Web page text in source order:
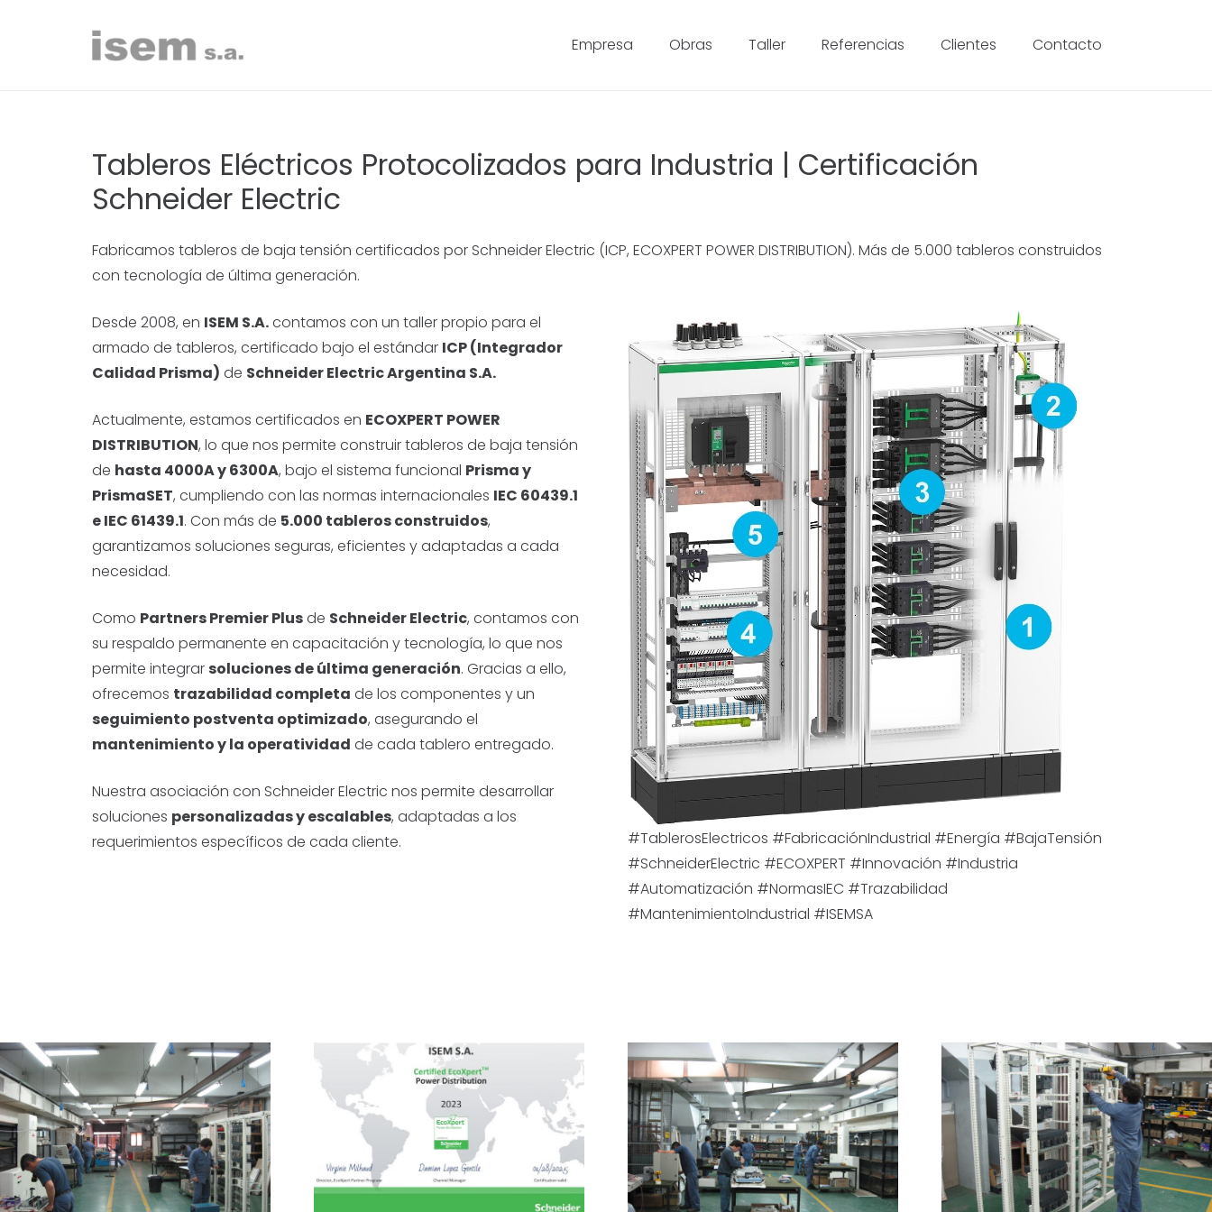
Empresa Obras Taller Referencias Clientes Contacto
Tableros Eléctricos Protocolizados para Industria | Certificación
Schneider Electric
Fabricamos tableros de baja tensión certificados por Schneider Electric (ICP, ECOXPERT POWER DISTRIBUTION). Más de 5.000 tableros construidos
con tecnología de última generación.
Desde 2008, en ISEM S.A.contamos con un taller propio para el
armado de tableros, certificado bajo el estándar ICP (Integrador
Calidad Prisma) de Schneider Electric Argentina S.A.
Actualmente, estamos certificados en ECOXPERT POWER
DISTRIBUTION, lo que nos permite construir tableros de baja tensión
de hasta 4000A y 6300A, bajo el sistema funcional Prisma y
PrismaSET, cumpliendo con las normas internacionales IEC 60439.1
e IEC 61439.1. Con más de 5.000 tableros construidos,
garantizamos soluciones seguras, eficientes y adaptadas a cada
necesidad.
Como Partners Premier Plusde Schneider Electric, contamos con
su respaldo permanente en capacitación y tecnología, lo que nos
permite integrar soluciones de última generación. Gracias a ello,
ofrecemos trazabilidad completa de los componentes y un
seguimiento postventa optimizado, asegurando el
mantenimiento y la operatividad de cada tablero entregado.
Nuestra asociación con Schneider Electric nos permite desarrollar
soluciones personalizadas y escalables, adaptadas a los
requerimientos específicos de cada cliente.
#TablerosElectricos #FabricaciónIndustrial #Energía #BajaTensión
#SchneiderElectric #ECOXPERT #Innovación #Industria
#Automatización #NormasIEC #Trazabilidad
#MantenimientoIndustrial #ISEMSA